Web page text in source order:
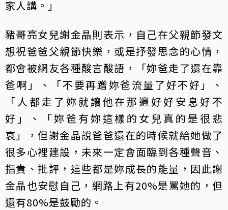
家人講。」
豬哥亮女兒謝金晶則表示，自己在父親節發文
想祝爸爸父親節快樂，或是抒發思念的心情，
都會被網友各種酸言酸語，「妳爸走了還在靠
爸啊」、「不要再蹭妳爸流量了好不好」、
「人都走了妳就讓他在那邊好好安息好不
好」、「妳爸有妳這樣的女兒真的是很悲
哀」，但謝金晶說爸爸還在的時候就給她做了
很多心裡建設，未來一定會面臨到各種聲音、
指責、批評，這些都是妳成長的能量，因此謝
金晶也安慰自己，網路上有20%是罵她的，但
還有80%是鼓勵的。